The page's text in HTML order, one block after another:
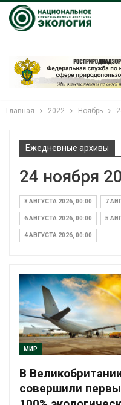
Главная 2022 Ноябрь
Ежедневные архивы
24 ноября
8 АВГУСТА 2026, 00:00 7
6 АВГУСТА 2026, 00:00 5
4 АВГУСТА 2026, 00:00
МИР
В
совершили